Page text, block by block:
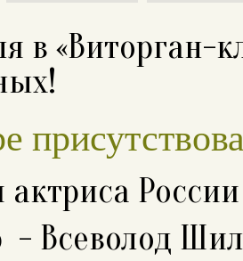
в «Виторган-
актриса
- Всеволод